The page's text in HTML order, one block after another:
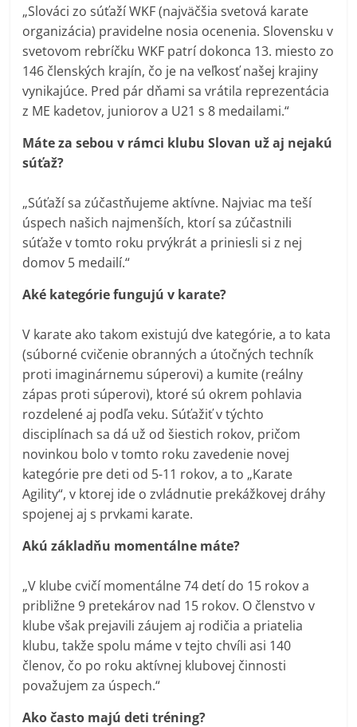
„Slováci zo súťaží WKF (najväčšia svetová karate
organizácia) pravidelne nosia ocenenia. Slovensku v
svetovom rebríčku WKF patrí dokonca 13. miesto zo
146 členských krajín, čo je na veľkosť našej krajiny
vynikajúce. Pred pár dňami sa vrátila reprezentácia
z ME kadetov, juniorov a U21 s 8 medailami.“
Máte za sebou v rámci klubu Slovan už aj nejakú
súťaž?
„Súťaží sa zúčastňujeme aktívne. Najviac ma teší
úspech našich najmenších, ktorí sa zúčastnili
súťaže v tomto roku prvýkrát a priniesli si z nej
domov 5 medailí.“
Aké kategórie fungujú v karate?
V karate ako takom existujú dve kategórie, a to kata
(súborné cvičenie obranných a útočných techník
proti imaginárnemu súperovi) a kumite (reálny
zápas proti súperovi), ktoré sú okrem pohlavia
rozdelené aj podľa veku. Súťažiť v týchto
disciplínach sa dá už od šiestich rokov, pričom
novinkou bolo v tomto roku zavedenie novej
kategórie pre deti od 5-11 rokov, a to „Karate
Agility“, v ktorej ide o zvládnutie prekážkovej dráhy
spojenej aj s prvkami karate.
Akú základňu momentálne máte?
„V klube cvičí momentálne 74 detí do 15 rokov a
približne 9 pretekárov nad 15 rokov. O členstvo v
klube však prejavili záujem aj rodičia a priatelia
klubu, takže spolu máme v tejto chvíli asi 140
členov, čo po roku aktívnej klubovej činnosti
považujem za úspech.“
Ako často majú deti tréning?